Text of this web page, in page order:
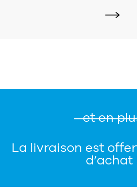
et en
La livraison est
d’achat